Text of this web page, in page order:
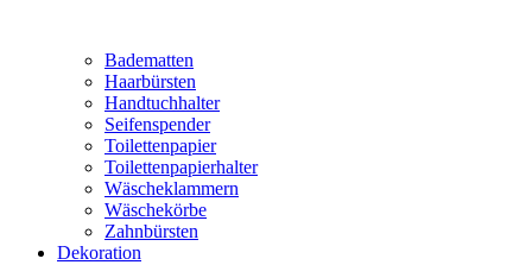
Badematten
Haarbürsten
Handtuchhalter
Seifenspender
Toilettenpapier
Toilettenpapierhalter
Wäscheklammern
Wäschekörbe
Zahnbürsten
Dekoration